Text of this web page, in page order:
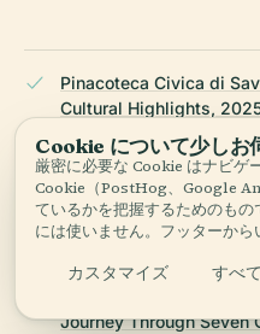
Pinacoteca Civica di
Cultural Highlights,
Arte dentro e fuori
Pinacoteca Civica di
Journey Through Seven
Cookie について少しお
厳密に必要な Cookie はナビゲ
Cookie（PostHog、Google
ているかを把握するためのも
には使いません。フッターから
カスタマイズ すべ